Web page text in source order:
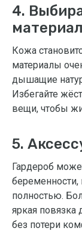
4.
Кожа
материалы
дышащие
Избегайте
вещи, чтобы
5.
Гардероб
беременности,
полностью.
яркая повязка
без потери